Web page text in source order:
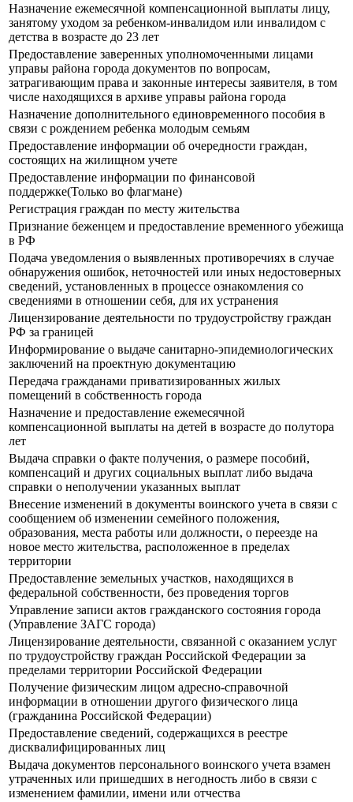
Назначение ежемесячной компенсационной выплаты лицу,
занятому уходом за ребенком-инвалидом или инвалидом с
детства в возрасте до 23 лет
Предоставление заверенных уполномоченными лицами
управы района города документов по вопросам,
затрагивающим права и законные интересы заявителя, в том
числе находящихся в архиве управы района города
Назначение дополнительного единовременного пособия в
связи с рождением ребенка молодым семьям
Предоставление информации об очередности граждан,
состоящих на жилищном учете
Предоставление информации по финансовой
поддержке(Только во флагмане)
Регистрация граждан по месту жительства
Признание беженцем и предоставление временного убежища
в РФ
Подача уведомления о выявленных противоречиях в случае
обнаружения ошибок, неточностей или иных недостоверных
сведений, установленных в процессе ознакомления со
сведениями в отношении себя, для их устранения
Лицензирование деятельности по трудоустройству граждан
РФ за границей
Информирование о выдаче санитарно-эпидемиологических
заключений на проектную документацию
Передача гражданами приватизированных жилых
помещений в собственность города
Назначение и предоставление ежемесячной
компенсационной выплаты на детей в возрасте до полутора
лет
Выдача справки о факте получения, о размере пособий,
компенсаций и других социальных выплат либо выдача
справки о неполучении указанных выплат
Внесение изменений в документы воинского учета в связи с
сообщением об изменении семейного положения,
образования, места работы или должности, о переезде на
новое место жительства, расположенное в пределах
территории
Предоставление земельных участков, находящихся в
федеральной собственности, без проведения торгов
Управление записи актов гражданского состояния города
(Управление ЗАГС города)
Лицензирование деятельности, связанной с оказанием услуг
по трудоустройству граждан Российской Федерации за
пределами территории Российской Федерации
Получение физическим лицом адресно-справочной
информации в отношении другого физического лица
(гражданина Российской Федерации)
Предоставление сведений, содержащихся в реестре
дисквалифицированных лиц
Выдача документов персонального воинского учета взамен
утраченных или пришедших в негодность либо в связи с
изменением фамилии, имени или отчества